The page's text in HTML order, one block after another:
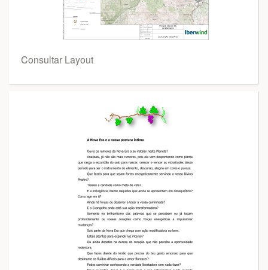
Consultar Layout